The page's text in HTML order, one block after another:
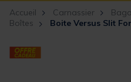
Accueil Carnassier
Boîtes
Boite Versus Slit